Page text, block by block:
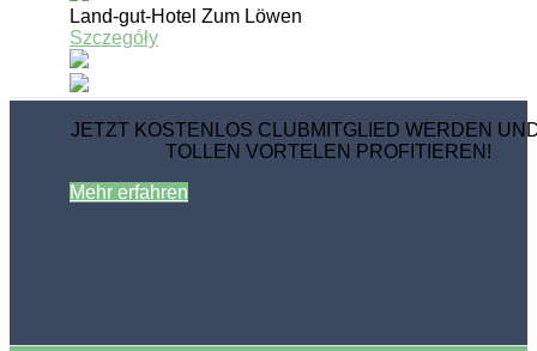
Land-gut-Hotel Zum Löwen
Szczegóły
JETZT KOSTENLOS CLUBMITGLIED WERDEN
TOLLEN VORTELEN PROFITIEREN!
Mehr erfahren